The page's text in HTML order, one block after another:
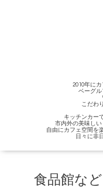
2010年に
ベーグル
こだわ
キッチンカー
市内外の美味し
自由にカフェ空間を
日々に非
食品館な